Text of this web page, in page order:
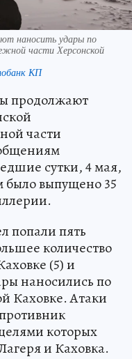
наносить удары по
части Херсонской
КП
продолжают
части
сутки, 4 мая,
выпущено 35
попали пять
количество
(5) и
наносились по
Каховке. Атаки
которых
и Каховка.